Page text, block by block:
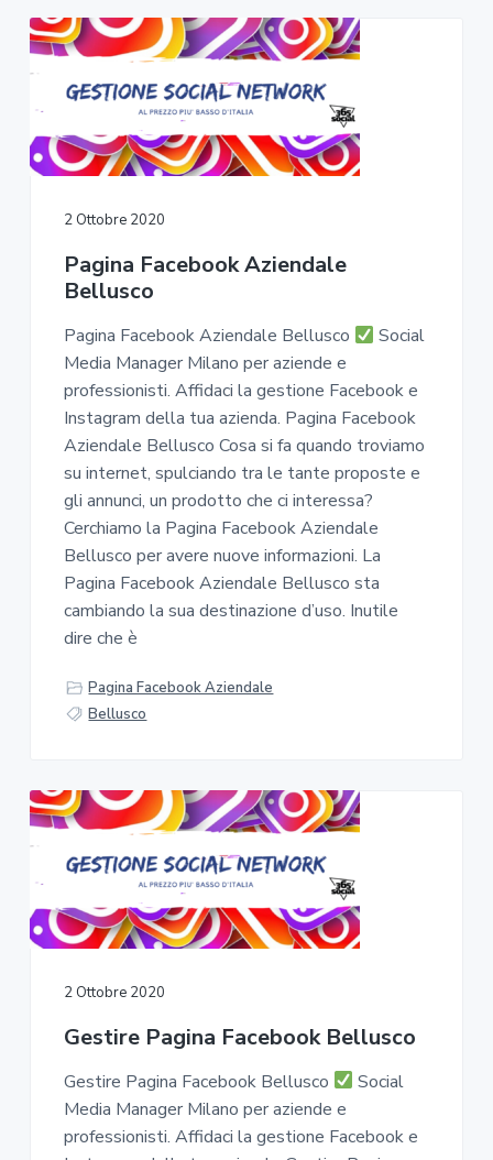
2 Ottobre 2020
Pagina Facebook Aziendale
Bellusco
Pagina Facebook Aziendale Bellusco
Social
Media Manager Milano per aziende e
professionisti. Affidaci la gestione Facebook e
Instagram della tua azienda. Pagina Facebook
Aziendale Bellusco Cosa si fa quando troviamo
su internet, spulciando tra le tante proposte e
gli annunci, un prodotto che ci interessa?
Cerchiamo la Pagina Facebook Aziendale
Bellusco per avere nuove informazioni. La
Pagina Facebook Aziendale Bellusco sta
cambiando la sua destinazione d’uso. Inutile
dire che è
Pagina Facebook Aziendale
Bellusco
2 Ottobre 2020
Gestire Pagina Facebook Bellusco
Gestire Pagina Facebook Bellusco
Social
Media Manager Milano per aziende e
professionisti. Affidaci la gestione Facebook e